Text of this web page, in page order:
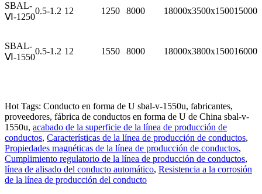
SBAL-
Ⅵ-1250
0.5-1.2 12 1250 8000 18000x3500x150015000
SBAL-
Ⅵ-1550
0.5-1.2 12 1550 8000 18000x3800x150016000
Hot Tags: Conducto en forma de U sbal-v-1550u, fabricantes,
proveedores, fábrica de conductos en forma de U de China sbal-v-
1550u, acabado de la superficie de la línea de producción de
conductos, Características de la línea de producción de conductos,
Propiedades magnéticas de la línea de producción de conductos,
Cumplimiento regulatorio de la línea de producción de conductos,
línea de alisado del conducto automático, Resistencia a la corrosión
de la línea de producción del conducto